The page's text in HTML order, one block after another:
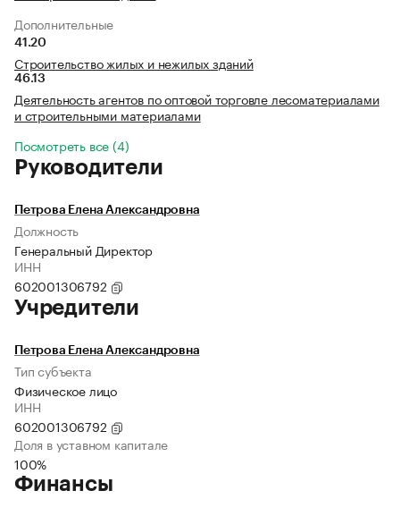
Дополнительные
41.20
Строительство жилых и нежилых зданий
46.13
Деятельность агентов по оптовой торговле лесоматериалами
и строительными материалами
Посмотреть все (4)
Руководители
Петрова Елена Александровна
Должность
Генеральный Директор
ИНН
602001306792
Учредители
Петрова Елена Александровна
Тип субъекта
Физическое лицо
ИНН
602001306792
Доля в уставном капитале
100%
Финансы